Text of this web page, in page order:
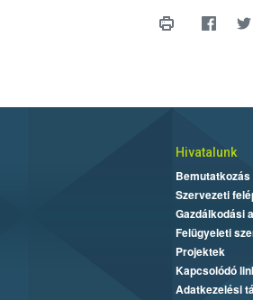
Hivatalunk
Bemutatkozás
Szervezeti
Gazdálkodási
Felügyeleti
Projektek
Kapcsolódó
Adatkezelési